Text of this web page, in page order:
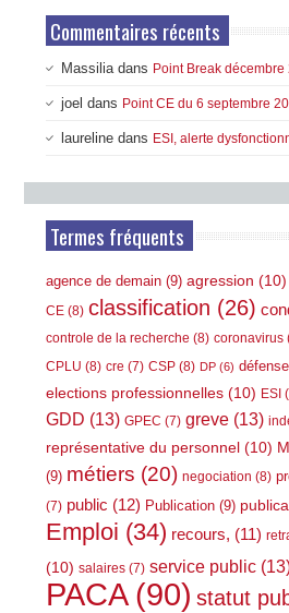
Commentaires récents
Massilia dans Point Break décembre
joel dans Point CE du 6 septembre
laureline dans ESI, alerte
Termes fréquents
agence de demain (9) agression (10)
CE (8) classification (26)
controle de la recherche (8) coronavirus
CPLU (8) cre (7) CSP (8) DP (6) défense
elections professionnelles (10) ESI
GDD (13) GPEC (7) greve (13)
représentative du personnel (10)
(9) métiers (20) negociation (8)
(7) public (12) Publication (9)
Emploi (34) recours, (11)
(10) salaires (7) service public
PACA(90) statut